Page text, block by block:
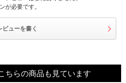
が必要です。
ビューを書く
ちらの商品も見ています